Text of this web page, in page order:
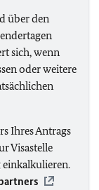
über den
sich, wenn
oder weitere
Ihres Antrags
Visastelle
einkalkulieren.